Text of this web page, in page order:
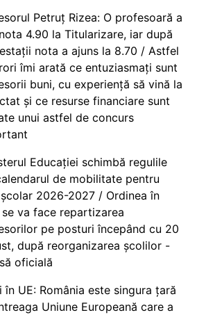
Petruț Rizea: O profesoară a
4.90 la Titularizare, iar după
nota a ajuns la 8.70 / Astfel
îmi arată ce entuziasmați sunt
buni, cu experiență să vină la
și ce resurse financiare sunt
unui astfel de concurs
Educației schimbă regulile
de mobilitate pentru
2026-2027 / Ordinea în
va face repartizarea
pe posturi începând cu 20
după reorganizarea școlilor -
oficială
în UE: România este singura țară
Uniune Europeană care a